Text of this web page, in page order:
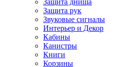
Защита днища
Защита рук
Звуковые сигналы
Интерьер и Декор
Кабины
Канистры
Книги
Корзины